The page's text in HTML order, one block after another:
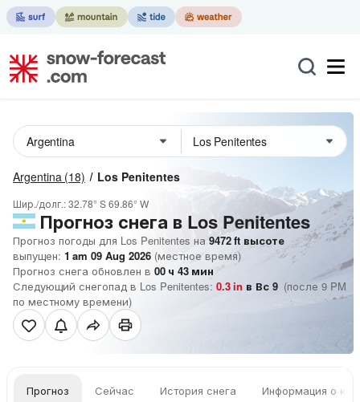
Argentina (18) Los Penitentes
Шир./долг.:32.78° S69.86° W
Прогноз снега в Los Penitentes
Прогноз погоды для Los Penitentes на 9472ft высоте
выпущен: 1 am 09 Aug 2026 (местное время)
Прогноз снега обновлен в 00 ч 43 мин
Следующий снегопад в Los Penitentes: 0.3in в Вс 9 (после 9 PM
по местному времени)
Прогноз Сейчас История снега Информация о